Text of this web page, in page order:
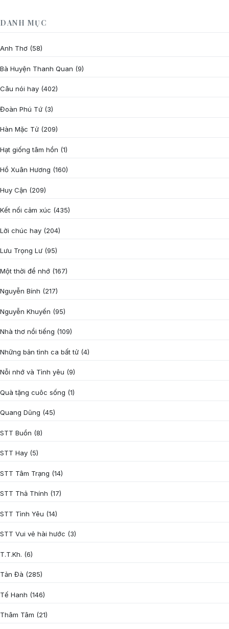
DANH MỤC
Anh Thơ (58)
Bà Huyện Thanh Quan (9)
Câu nói hay (402)
Đoàn Phú Tứ (3)
Hàn Mặc Tử (209)
Hạt giống tâm hồn (1)
Hồ Xuân Hương (160)
Huy Cận (209)
Kết nối cảm xúc (435)
Lời chúc hay (204)
Lưu Trọng Lư (95)
Một thời để nhớ (167)
Nguyễn Bính (217)
Nguyễn Khuyến (95)
Nhà thơ nổi tiếng (109)
Những bản tình ca bất tử (4)
Nỗi nhớ và Tình yêu (9)
Quà tặng cuôc sống (1)
Quang Dũng (45)
STT Buồn (8)
STT Hay (5)
STT Tâm Trạng (14)
STT Thả Thính (17)
STT Tình Yêu (14)
STT Vui vẻ hài hước (3)
T.T.Kh. (6)
Tản Đà (285)
Tế Hanh (146)
Thâm Tâm (21)